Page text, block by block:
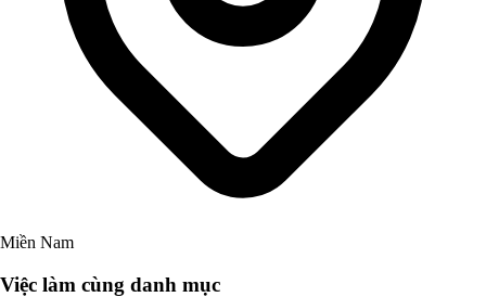
Miền Nam
Việc làm cùng danh mục